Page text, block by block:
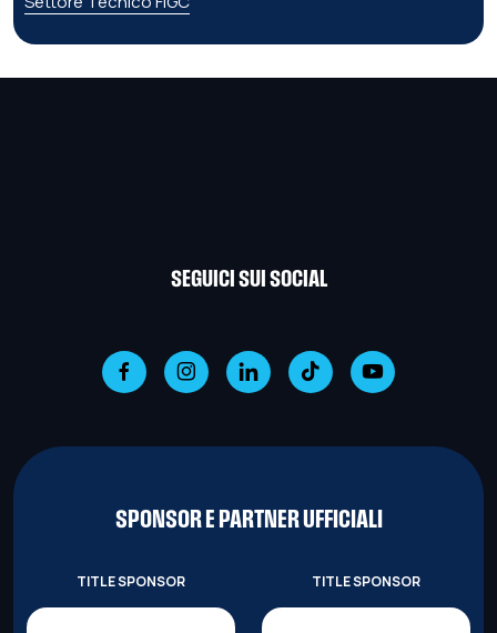
SEGUICI SUI SOCIAL
SPONSOR E PARTNER UFFICIALI
TITLE SPONSOR TITLE SPONSOR